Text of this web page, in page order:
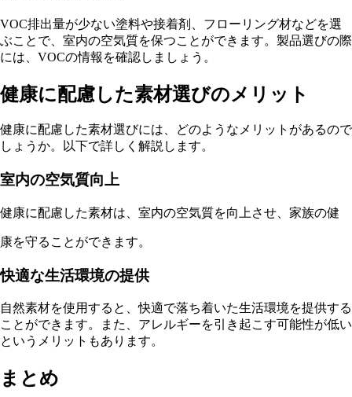
VOC排出量が少ない塗料や接着剤、フローリング材などを選
ぶことで、室内の空気質を保つことができます。製品選びの際
には、VOCの情報を確認しましょう。
健康に配慮した素材選びのメリット
健康に配慮した素材選びには、どのようなメリットがあるので
しょうか。以下で詳しく解説します。
室内の空気質向上
健康に配慮した素材は、室内の空気質を向上させ、家族の健
康を守ることができます。
快適な生活環境の提供
自然素材を使用すると、快適で落ち着いた生活環境を提供する
ことができます。また、アレルギーを引き起こす可能性が低い
というメリットもあります。
まとめ